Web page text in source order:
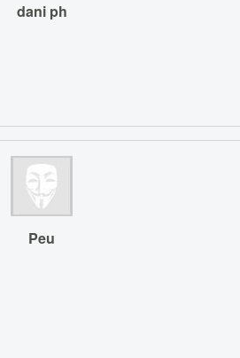
dani ph
Peu